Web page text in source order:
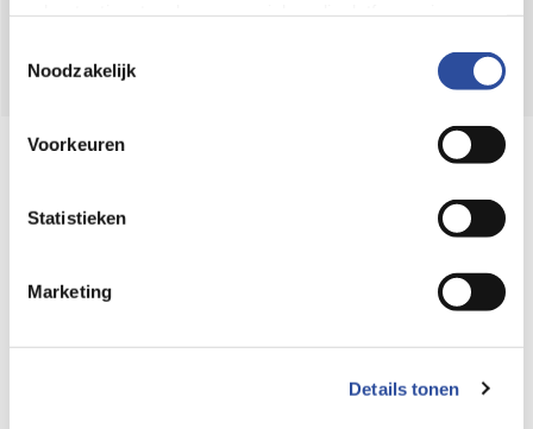
en de bewaartermijnen per categorie. Je kunt je keuze op
gegevensverwerking staat in de
Privacyverklaring
Noodzakelijk
Voorkeuren
Statistieken
Marketing
Details tonen
Online aanbieder medicijnen
webshop mag verkopen.
⁠Verantwoorde zorg, ⁠ook online.